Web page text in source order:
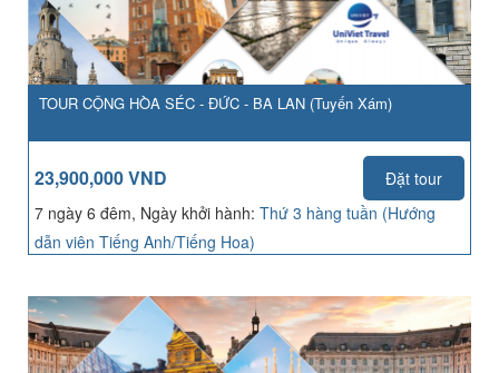
TOUR CỘNG HÒA SÉC - ĐỨC - BA LAN (Tuyến Xám)
23,900,000 VND
Đặt tour
7 ngày 6 đêm, Ngày khởi hành: Thứ 3 hàng tuần (Hướng
dẫn viên Tiếng Anh/Tiếng Hoa)